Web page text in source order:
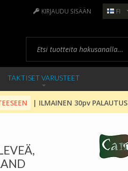
KIRJAUDU SISÄÄN FI
TAKTISET VARUSTEET
| ILMAINEN 30pv PALAUTUS